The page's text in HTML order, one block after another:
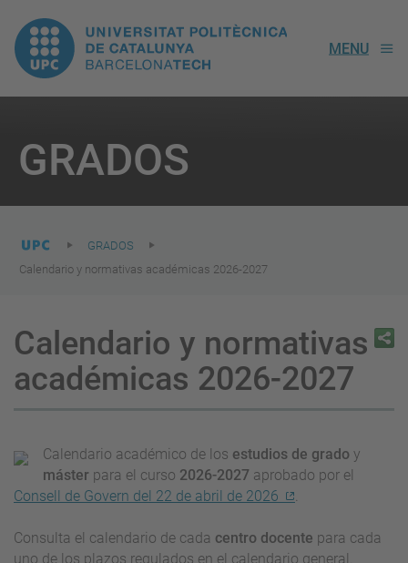
UPC.
Universitat
Politècnica
de
Catalunya
MENU
GRADOS
are
here:
GRADOS
Calendario y normativas académicas 2026-2027
Calendario y normativas
académicas 2026-2027
Calendario académico de los estudios de grado y
máster para el curso 2026-2027 aprobado por el
Consell de Govern del 22 de abril de 2026
.
Consulta el calendario de cada centro docente para cada
uno de los plazos regulados en el calendario general.